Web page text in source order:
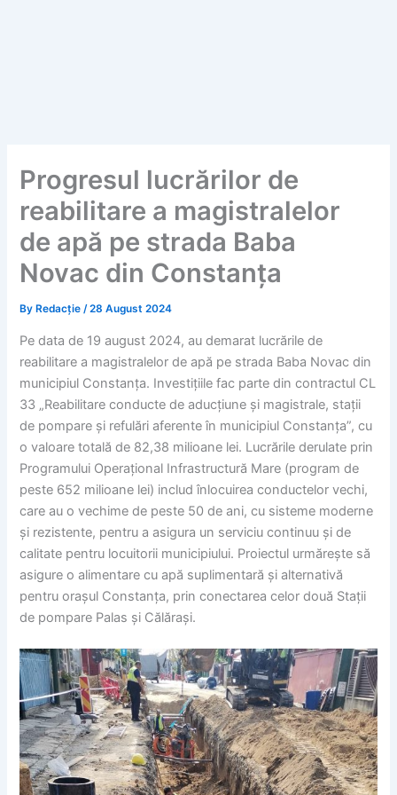
Progresul lucrărilor de
reabilitare a magistralelor
de apă pe strada Baba
Novac din Constanța
By Redacție/28 August 2024
Pe data de 19 august 2024, au demarat lucrările de
reabilitare a magistralelor de apă pe strada Baba Novac din
municipiul Constanța. Investițiile fac parte din contractul CL
33 „Reabilitare conducte de aducțiune și magistrale, stații
de pompare și refulări aferente în municipiul Constanța”, cu
o valoare totală de 82,38 milioane lei. Lucrările derulate prin
Programului Operațional Infrastructură Mare (program de
peste 652 milioane lei) includ înlocuirea conductelor vechi,
care au o vechime de peste 50 de ani, cu sisteme moderne
și rezistente, pentru a asigura un serviciu continuu și de
calitate pentru locuitorii municipiului. Proiectul urmărește să
asigure o alimentare cu apă suplimentară și alternativă
pentru orașul Constanța, prin conectarea celor două Stații
de pompare Palas și Călărași.